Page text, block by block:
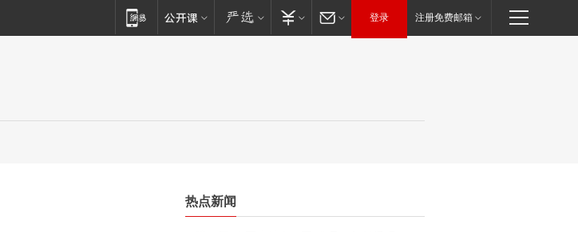
登录 注册免费邮箱
热点新闻